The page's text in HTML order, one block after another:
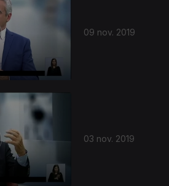
09 nov. 2019
03 nov. 2019